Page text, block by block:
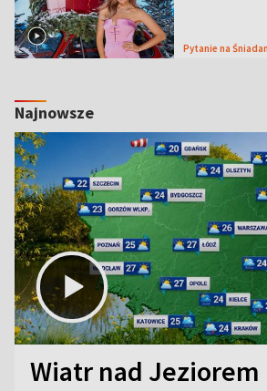
Pytanie na
Najnowsze
Wiatr nad Jeziorem